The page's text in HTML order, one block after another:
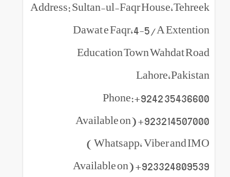
Address: Sultan-ul-Faqr House,Tehreek
Dawat e Faqr,4-5/A Extention
Education Town Wahdat Road
Lahore,Pakistan
Phone:+9242 35436600
923214507000+ (Available on
Whatsapp, Viber and IMO )
923324809539+ (Available on